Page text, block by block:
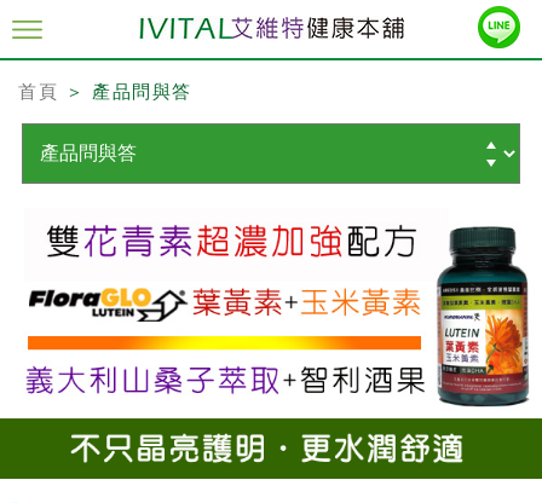
首頁 ＞ 產品問與答